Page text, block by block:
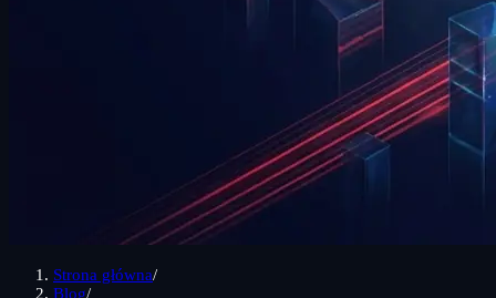
Strona główna/
Blog/